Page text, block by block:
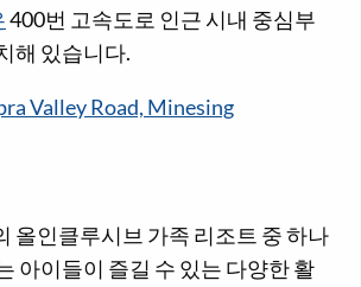
400번 고속도로 인근 시내 중심부
해 있습니다.
Valley Road, Minesing
올인클루시브 가족 리조트 중 하나
아이들이 즐길 수 있는 다양한 활